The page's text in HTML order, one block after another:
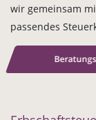
wir gemeinsam
passendes